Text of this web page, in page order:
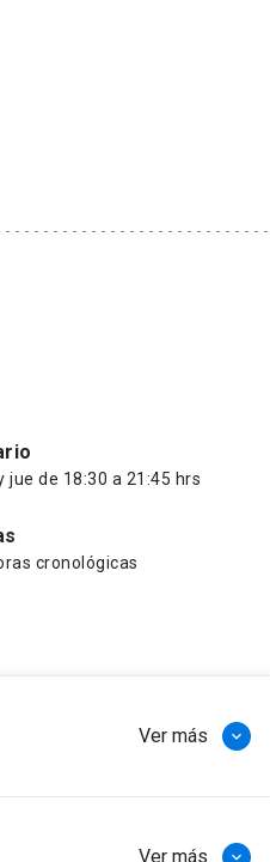
jue de 18:30 a 21:45 hrs
cronológicas
Ver más keyboard_arrow_down
y prácticas para
Ver más keyboard_arrow_down